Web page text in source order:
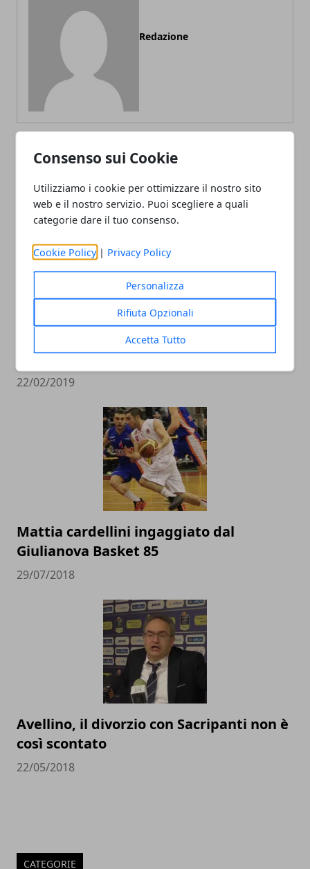
Consenso sui Cookie
Utilizziamo i cookie per ottimizzare il nostro sito
web e il nostro servizio. Puoi scegliere a quali
categorie dare il tuo consenso.
Cookie Policy | Privacy Policy
Personalizza
Rifiuta Opzionali
Accetta Tutto
Redazione
ARTICOLI CORRELATI
L’Italbasket contro Ungheria e Lituania
alla conquista del pass per i Mondiali in
Cina
22/02/2019
Mattia cardellini ingaggiato dal
Giulianova Basket 85
29/07/2018
Avellino, il divorzio con Sacripanti non è
così scontato
22/05/2018
CATEGORIE